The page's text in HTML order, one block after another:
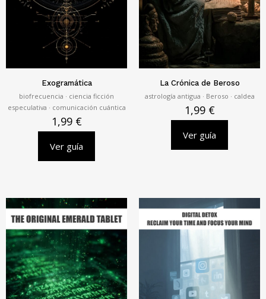
Exogramática
biofrecuencia · ciencia ficción
especulativa · comunicación cuántica
1,99 €
Ver guía
La Crónica de Beroso
astrología antigua · Beroso · caldea
1,99 €
Ver guía